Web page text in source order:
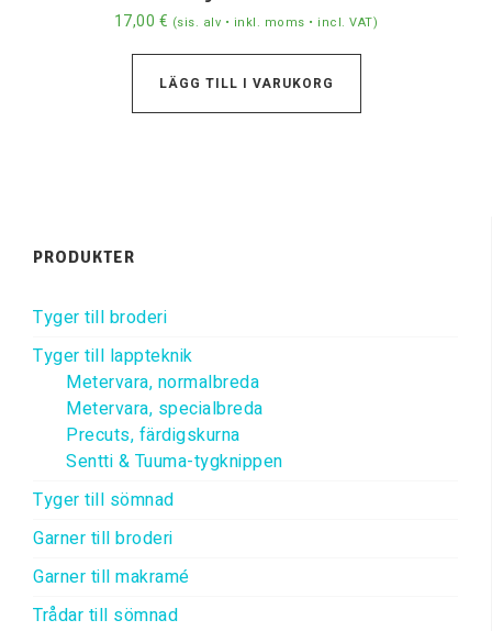
17,00 € (sis. alv • inkl. moms • incl. VAT)
LÄGG TILL I VARUKORG
PRODUKTER
Tyger till broderi
Tyger till lappteknik
Metervara, normalbreda
Metervara, specialbreda
Precuts, färdigskurna
Sentti & Tuuma-tygknippen
Tyger till sömnad
Garner till broderi
Garner till makramé
Trådar till sömnad